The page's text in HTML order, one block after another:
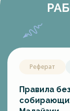
Реферат
Правила